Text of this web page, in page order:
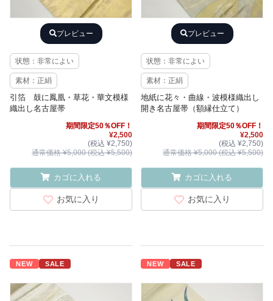
プレビュー
状態：非常によい
素材：正絹
引箔 鼓に鳳凰・草花・華文模様
織出し名古屋帯
期間限定50％OFF！
¥2,500
(税込 ¥2,750)
通常価格 ¥5,000 (税込 ¥5,500)
カゴに入れる
お気に入り
プレビュー
状態：非常によい
素材：正絹
地紙に花々・曲線・波模様織出し
開き名古屋帯（額縁仕立て）
期間限定50％OFF！
¥2,500
(税込 ¥2,750)
通常価格 ¥5,000 (税込 ¥5,500)
カゴに入れる
お気に入り
NEW SALE NEW SALE